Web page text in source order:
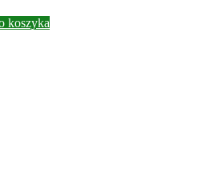
koszyka